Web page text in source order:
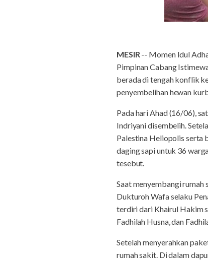
MESIR -- Momen Idul
Pimpinan Cabang
berada di tengah konflik
penyembelihan hewan
Pada hari Ahad (16/06),
Indriyani disembelih.
Palestina Heliopolis serta
daging sapi untuk 36
tesebut.
Saat menyembangi
Dukturoh Wafa selaku
terdiri dari Khairul Hakim
Fadhilah Husna, dan
Setelah menyerahkan
rumah sakit. Di dalam